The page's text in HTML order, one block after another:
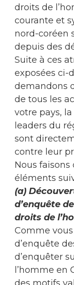
droits de
courante et
nord-coréen
depuis des
Suite à ces
exposées ci-
demandons
de tous les
votre pays,
leaders du
sont
contre leur
Nous
éléments
(a)
d’enquête
droits de
Comme
d’enquête
d’enquêter
l’homme en